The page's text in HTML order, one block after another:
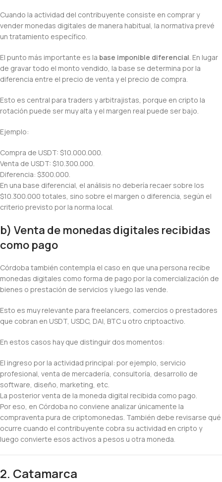
Cuando la actividad del contribuyente consiste en comprar y
vender monedas digitales de manera habitual, la normativa prevé
un tratamiento específico.
El punto más importante es la base imponible diferencial. En lugar
de gravar todo el monto vendido, la base se determina por la
diferencia entre el precio de venta y el precio de compra.
Esto es central para traders y arbitrajistas, porque en cripto la
rotación puede ser muy alta y el margen real puede ser bajo.
Ejemplo:
Compra de USDT: $10.000.000.
Venta de USDT: $10.300.000.
Diferencia: $300.000.
En una base diferencial, el análisis no debería recaer sobre los
$10.300.000 totales, sino sobre el margen o diferencia, según el
criterio previsto por la norma local.
b) Venta de monedas digitales recibidas
como pago
Córdoba también contempla el caso en que una persona recibe
monedas digitales como forma de pago por la comercialización de
bienes o prestación de servicios y luego las vende.
Esto es muy relevante para freelancers, comercios o prestadores
que cobran en USDT, USDC, DAI, BTC u otro criptoactivo.
En estos casos hay que distinguir dos momentos:
El ingreso por la actividad principal: por ejemplo, servicio
profesional, venta de mercadería, consultoría, desarrollo de
software, diseño, marketing, etc.
La posterior venta de la moneda digital recibida como pago.
Por eso, en Córdoba no conviene analizar únicamente la
compraventa pura de criptomonedas. También debe revisarse qué
ocurre cuando el contribuyente cobra su actividad en cripto y
luego convierte esos activos a pesos u otra moneda.
2. Catamarca